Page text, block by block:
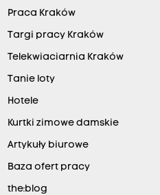
Praca Kraków
Targi pracy Kraków
Telekwiaciarnia Kraków
Tanie loty
Hotele
Kurtki zimowe damskie
Artykuły biurowe
Baza ofert pracy
the:blog